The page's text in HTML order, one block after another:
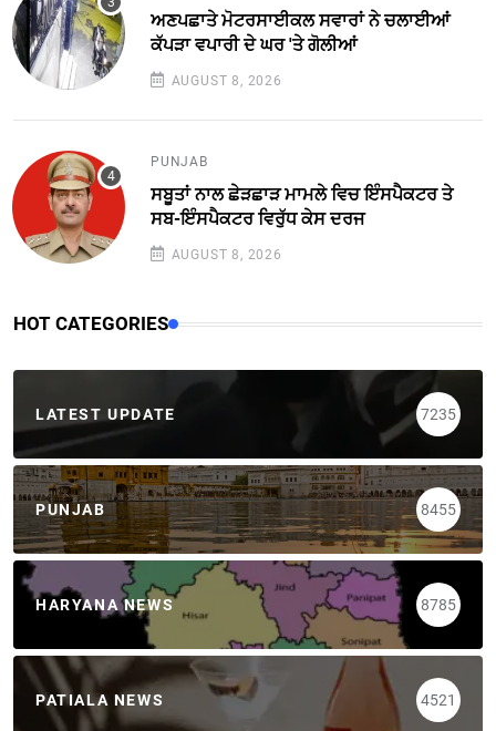
ਅਣਪਛਾਤੇ ਮੋਟਰਸਾਈਕਲ ਸਵਾਰਾਂ ਨੇ ਚਲਾਈਆਂ
ਕੱਪੜਾ ਵਪਾਰੀ ਦੇ ਘਰ 'ਤੇ ਗੋਲੀਆਂ
AUGUST 8, 2026
PUNJAB
ਸਬੂਤਾਂ ਨਾਲ ਛੇੜਛਾੜ ਮਾਮਲੇ ਵਿਚ ਇੰਸਪੈਕਟਰ ਤੇ
ਸਬ-ਇੰਸਪੈਕਟਰ ਵਿਰੁੱਧ ਕੇਸ ਦਰਜ
AUGUST 8, 2026
HOT CATEGORIES
LATEST UPDATE 7235
PUNJAB 8455
HARYANA NEWS 8785
PATIALA NEWS 4521